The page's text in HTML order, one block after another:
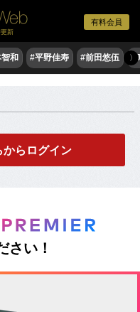
有料会員
新
和 #平野佳寿 #前田悠伍 〉
からログイン
さい！